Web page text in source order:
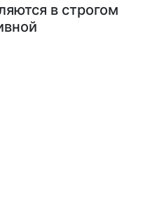
в строгом